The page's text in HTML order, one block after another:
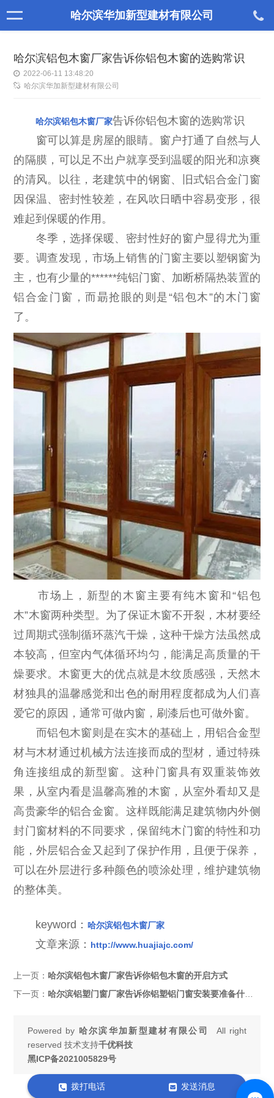
哈尔滨华加新型建材有限公司
哈尔滨铝包木窗厂家告诉你铝包木窗的选购常识
2022-06-11 13:48:20
哈尔滨华加新型建材有限公司
哈尔滨铝包木窗厂家告诉你铝包木窗的选购常识
窗可以算是房屋的眼睛。窗户打通了自然与人
的隔膜，可以足不出户就享受到温暖的阳光和凉爽
的清风。以往，老建筑中的钢窗、旧式铝合金门窗
因保温、密封性较差，在风吹日晒中容易变形，很
难起到保暖的作用。
冬季，选择保暖、密封性好的窗户显得尤为重
要。调查发现，市场上销售的门窗主要以塑钢窗为
主，也有少量的******纯铝门窗、加断桥隔热装置的
铝合金门窗，而朂抢眼的则是“铝包木”的木门窗
了。
市场上，新型的木窗主要有纯木窗和“铝包
木”木窗两种类型。为了保证木窗不开裂，木材要经
过周期式强制循环蒸汽干燥，这种干燥方法虽然成
本较高，但室内气体循环均匀，能满足高质量的干
燥要求。木窗更大的优点就是木纹质感强，天然木
材独具的温馨感觉和出色的耐用程度都成为人们喜
爱它的原因，通常可做内窗，刷漆后也可做外窗。
而铝包木窗则是在实木的基础上，用铝合金型
材与木材通过机械方法连接而成的型材，通过特殊
角连接组成的新型窗。这种门窗具有双重装饰效
果，从室内看是温馨高雅的木窗，从室外看却又是
高贵豪华的铝合金窗。这样既能满足建筑物内外侧
封门窗材料的不同要求，保留纯木门窗的特性和功
能，外层铝合金又起到了保护作用，且便于保养，
可以在外层进行多种颜色的喷涂处理，维护建筑物
的整体美。
keyword：哈尔滨铝包木窗厂家
文章来源： http://www.huajiajc.com/
上一页：哈尔滨铝包木窗厂家告诉你铝包木窗的开启方式
下一页：哈尔滨铝塑门窗厂家告诉你铝塑铝门窗安装要准备什么？
Powered by 哈尔滨华加新型建材有限公司
All right
reserved 技术支持千优科技
黑ICP备2021005829号
拨打电话 发送消息